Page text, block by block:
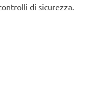
di sicurezza.